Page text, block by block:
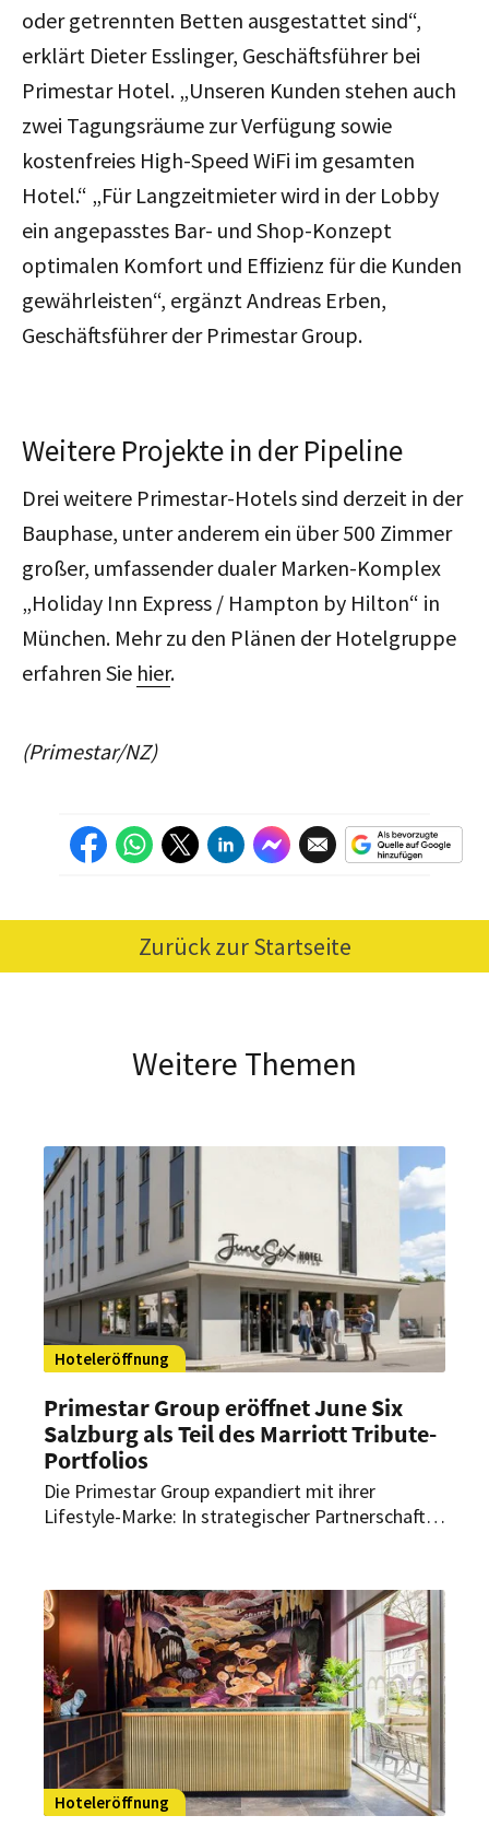
oder getrennten Betten ausgestattet sind“,
erklärt Dieter Esslinger, Geschäftsführer bei
Primestar Hotel. „Unseren Kunden stehen auch
zwei Tagungsräume zur Verfügung sowie
kostenfreies High-Speed WiFi im gesamten
Hotel.“ „Für Langzeitmieter wird in der Lobby
ein angepasstes Bar- und Shop-Konzept
optimalen Komfort und Effizienz für die Kunden
gewährleisten“, ergänzt Andreas Erben,
Geschäftsführer der Primestar Group.
Weitere Projekte in der Pipeline
Drei weitere Primestar-Hotels sind derzeit in der
Bauphase, unter anderem ein über 500 Zimmer
großer, umfassender dualer Marken-Komplex
„Holiday Inn Express / Hampton by Hilton“ in
München. Mehr zu den Plänen der Hotelgruppe
erfahren Sie hier.
(Primestar/NZ)
Zurück zur Startseite
Weitere Themen
Hoteleröffnung
Primestar Group eröffnet June Six
Salzburg als Teil des Marriott Tribute-
Portfolios
Die Primestar Group expandiert mit ihrer
Lifestyle-Marke: In strategischer Partnerschaft
Haus wird Teil von Marriotts Tribute-Portfolio
und verbindet unabhängiges Lifestyle-Design mit
globaler Markenreichweite.
Hoteleröffnung